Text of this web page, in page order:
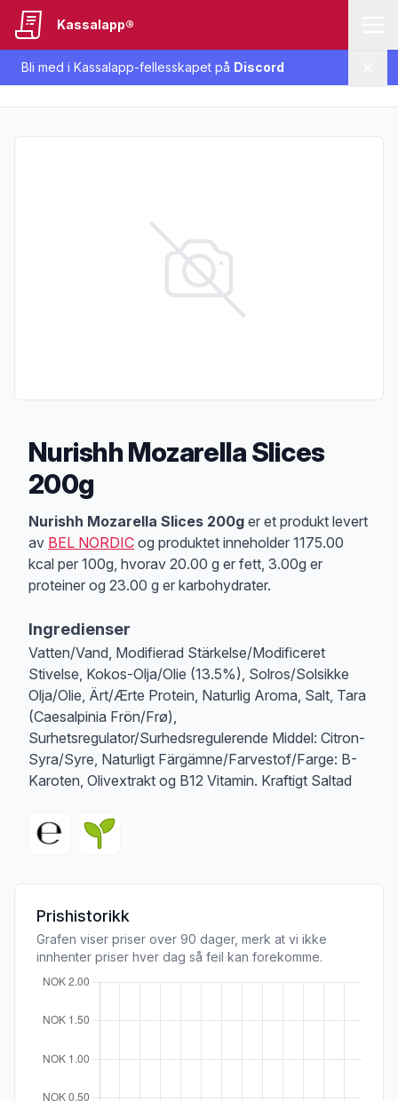
Bli med i Kassalapp-fellesskapet på Discord
Kassalapp®
Nurishh Mozarella Slices
200g
Produktbeskrivelse
Nurishh Mozarella Slices 200g er et produkt levert
av BEL NORDIC og produktet inneholder 1175.00
kcal per 100g, hvorav 20.00 g er fett, 3.00g er
proteiner og 23.00 g er karbohydrater.
Ingredienser
Vatten/Vand, Modifierad Stärkelse/Modificeret
Stivelse, Kokos-Olja/Olie (13.5%), Solros/Solsikke
Olja/Olie, Ärt/Ærte Protein, Naturlig Aroma, Salt, Tara
(Caesalpinia Frön/Frø),
Surhetsregulator/Surhedsregulerende Middel: Citron-
Syra/Syre, Naturligt Färgämne/Farvestof/Farge: B-
Karoten, Olivextrakt og B12 Vitamin. Kraftigt Saltad
Prishistorikk
Grafen viser priser over 90 dager, merk at vi ikke
innhenter priser hver dag så feil kan forekomme.